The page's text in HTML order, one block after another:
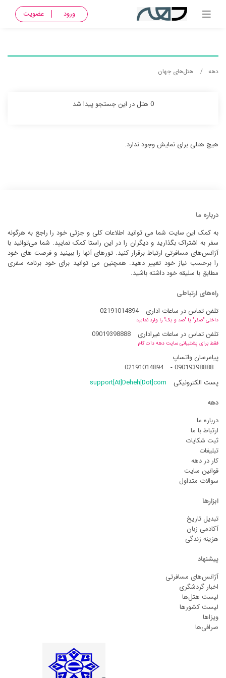
ورود عضویت
دهه هتل‌های جهان
0 هتل در این جستجو پیدا شد
هیچ هتلی برای نمایش وجود ندارد.
درباره ما
به کمک این سایت شما می توانید اطلاعات کلی و جزئی خود را راجع به هرگونه
سفر به اشتراک بگذارید و دیگران را در این راستا کمک نمایید. شما می‌توانید با
آژانس‌های مسافرتی ارتباط برقرار کنید. تورهای آنها را ببینید و فرصت های خود
را برحسب نیاز خود تغییر دهید. همچنین می توانید برای خود برنامه سفری
مطابق با سلیقه خود داشته باشید.
راه‌های ارتباطی
تلفن تماس در ساعات اداری
02191014894
داخلی "صفر" یا "صد و یک" را وارد نمایید
تلفن تماس در ساعات غیراداری 09019398888
فقط برای پشتیبانی سایت دهه دات کام
پیامرسان واتساپ
09019398888
-
02191014894
پست الکترونیکی
support[At]Deheh[Dot]com
دهه
درباره ما
ارتباط با ما
ثبت شکایات
تبلیغات
کار در دهه
قوانین سایت
سوالات متداول
ابزارها
تبدیل تاریخ
آکادمی زبان
هزینه زندگی
پیشنهاد
آژانس‌های مسافرتی
اخبار گردشگری
لیست هتل‌ها
لیست کشورها
ویزاها
صرافی‌ها